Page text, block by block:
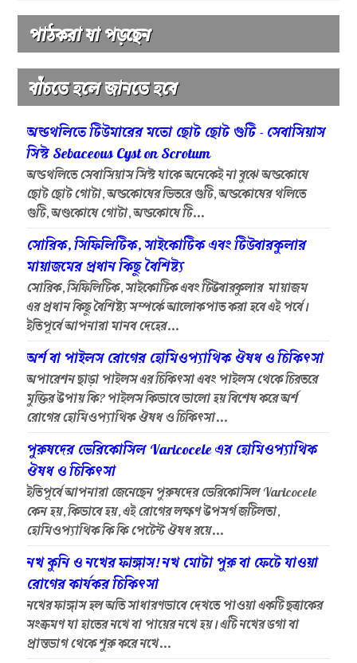
পাঠকরা যা পড়ছেন
বাঁচতে হলে জানতে হবে
অন্ডথলিতে টিউমারের মতো ছোট ছোট গুটি - সেবাসিয়াস
সিস্ট Sebaceous Cyst on Scrotum
অন্ডথলিতে সেবাসিয়াস সিস্ট যাকে অনেকেই না বুঝে অন্ডকোষে
ছোট ছোট গোটা, অন্ডকোষের ভিতরে গুটি, অন্ডকোষের থলিতে
গুটি, অণ্ডকোষে গোটা, অন্ডকোষে টি...
সোরিক, সিফিলিটিক, সাইকোটিক এবং টিউবারকুলার
মায়াজমের প্রধান কিছু বৈশিষ্ট্য
সোরিক, সিফিলিটিক, সাইকোটিক এবং টিউবারকুলার মায়াজম
এর প্রধান কিছু বৈশিষ্ট্য সম্পর্কে আলোকপাত করা হবে এই পর্বে।
ইতিপূর্বে আপনারা মানব দেহের...
অর্শ বা পাইলস রোগের হোমিওপ্যাথিক ঔষধ ও চিকিৎসা
অপারেশন ছাড়া পাইলস এর চিকিৎসা এবং পাইলস থেকে চিরতরে
মুক্তির উপায় কি? পাইলস কিভাবে ভালো হয় বিশেষ করে অর্শ
রোগের হোমিওপ্যাথিক ঔষধ ও চিকিৎসা...
পুরুষদের ভেরিকোসিল Varicocele এর হোমিওপ্যাথিক
ঔষধ ও চিকিৎসা
ইতিপূর্বে আপনারা জেনেছেন পুরুষদের ভেরিকোসিল Varicocele
কেন হয়, কিভাবে হয়, এই রোগের লক্ষণ উপসর্গ জটিলতা,
হোমিওপ্যাথিক কি কি পেটেন্ট ঔষধ রয়ে...
নখ কুনি ও নখের ফাঙ্গাস! নখ মোটা পুরু বা ফেটে যাওয়া
রোগের কার্যকর চিকিৎসা
নখের ফাঙ্গাস হল অতি সাধারণভাবে দেখতে পাওয়া একটি ছত্রাকের
সংক্রমণ যা হাতের নখে বা পায়ের নখে হয়। এটি নখের ডগা বা
প্রান্তভাগ থেকে শুরু করে নখে...